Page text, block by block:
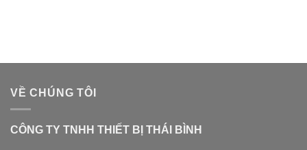
VỀ CHÚNG TÔI
CÔNG TY TNHH THIẾT BỊ THÁI BÌNH